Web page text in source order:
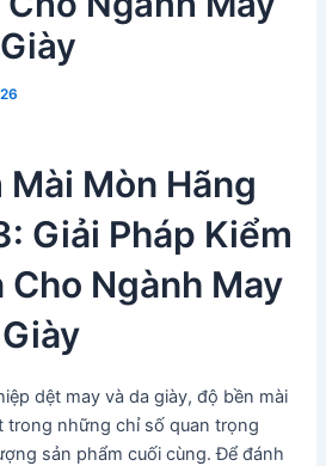
Mài Mòn Hãng
Giải Pháp Kiểm
Cho Ngành May
dệt may và da giày, độ bền mài
trong những chỉ số quan trọng
sản phẩm cuối cùng. Để đánh